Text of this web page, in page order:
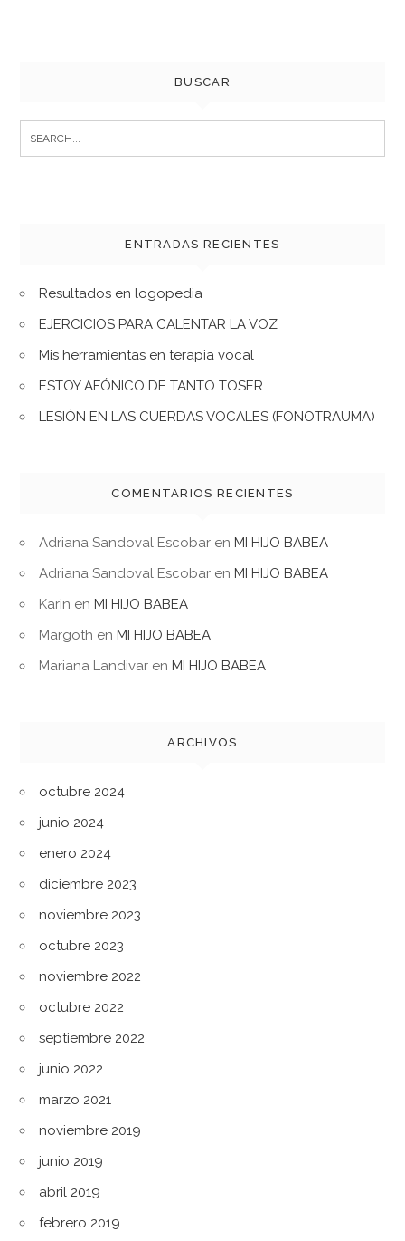
BUSCAR
for:
ENTRADAS RECIENTES
Resultados en logopedia
EJERCICIOS PARA CALENTAR LA VOZ
Mis herramientas en terapia vocal
ESTOY AFÓNICO DE TANTO TOSER
LESIÓN EN LAS CUERDAS VOCALES (FONOTRAUMA)
COMENTARIOS RECIENTES
Adriana Sandoval Escobar en MI HIJO BABEA
Adriana Sandoval Escobar en MI HIJO BABEA
Karin en MI HIJO BABEA
Margoth en MI HIJO BABEA
Mariana Landivar en MI HIJO BABEA
ARCHIVOS
octubre 2024
junio 2024
enero 2024
diciembre 2023
noviembre 2023
octubre 2023
noviembre 2022
octubre 2022
septiembre 2022
junio 2022
marzo 2021
noviembre 2019
junio 2019
abril 2019
febrero 2019